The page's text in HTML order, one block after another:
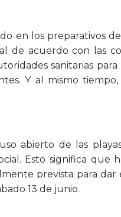
en los preparativos
de acuerdo con las
sanitarias
Y al mismo
abierto de las
Esto significa
prevista para
13 de junio.